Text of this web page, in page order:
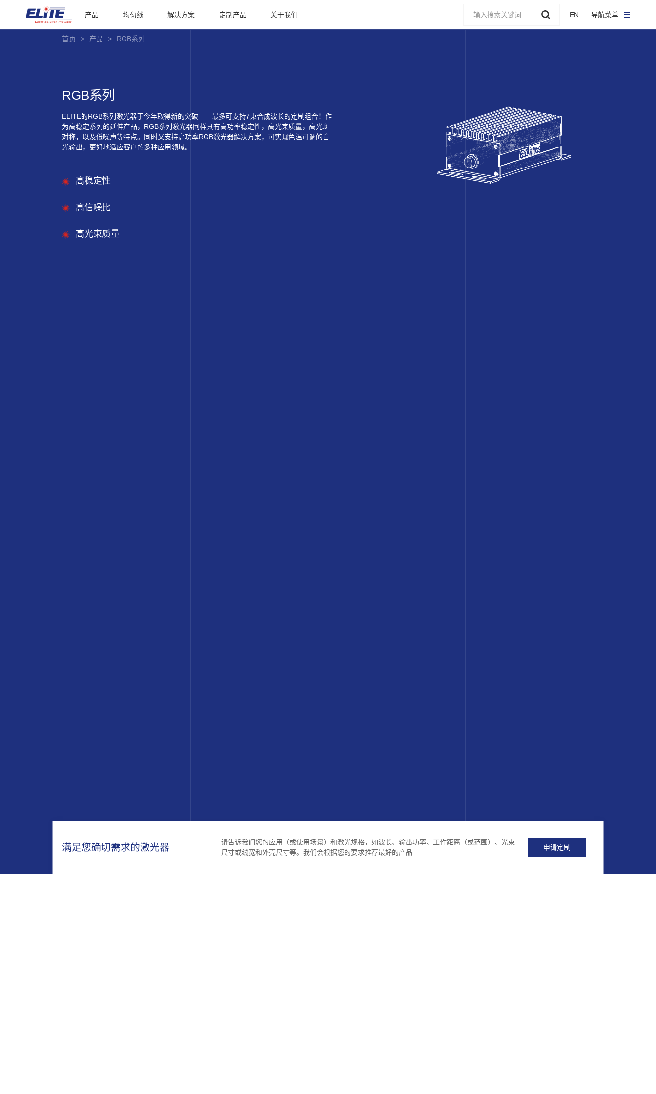
产品 均匀线 解决方案 定制产品 关于我们 EN 导航菜单
首页 > 产品 > RGB系列
RGB系列
ELITE的RGB系列激光器于今年取得新的突破——最多可支持7束合成波长的定制组合！作
为高稳定系列的延伸产品，RGB系列激光器同样具有高功率稳定性，高光束质量，高光斑
对称，以及低噪声等特点。同时又支持高功率RGB激光器解决方案，可实现色温可调的白
光输出，更好地适应客户的多种应用领域。
高稳定性
高信噪比
高光束质量
满足您确切需求的激光器
请告诉我们您的应用（或使用场景）和激光规格，如波长、输出功率、工作距离（或范围）、光束
尺寸或线宽和外壳尺寸等。我们会根据您的要求推荐最好的产品
申请定制